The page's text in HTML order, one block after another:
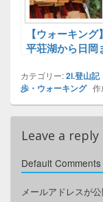
【ウォーキング】
平荘湖から日岡
カテゴリー:2l.登山記
歩・ウォーキング作
Leave a reply
Default
メールアドレスが